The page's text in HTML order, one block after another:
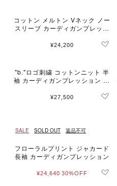
コットン メルトン Vネック ノー
スリーブ カーディガンプレッシ
¥24,200
"b."ロゴ刺繍 コットンニット 半
袖 カーディガンプレッション "S
¥27,500
SALE SOLD OUT 返品不可
フローラルプリント ジャカード
長袖 カーディガンプレッション
¥24,640 30%OFF